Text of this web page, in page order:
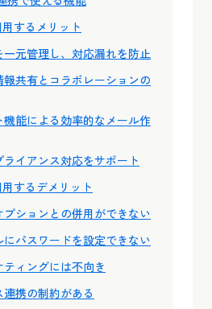
するメリット
一元管理し、対応漏れを防止
報共有とコラボレーションの
機能による効率的なメール作
イアンス対応をサポート
するデメリット
プションとの併用ができない
パスワードを設定できない
ティングには不向き
携の制約がある